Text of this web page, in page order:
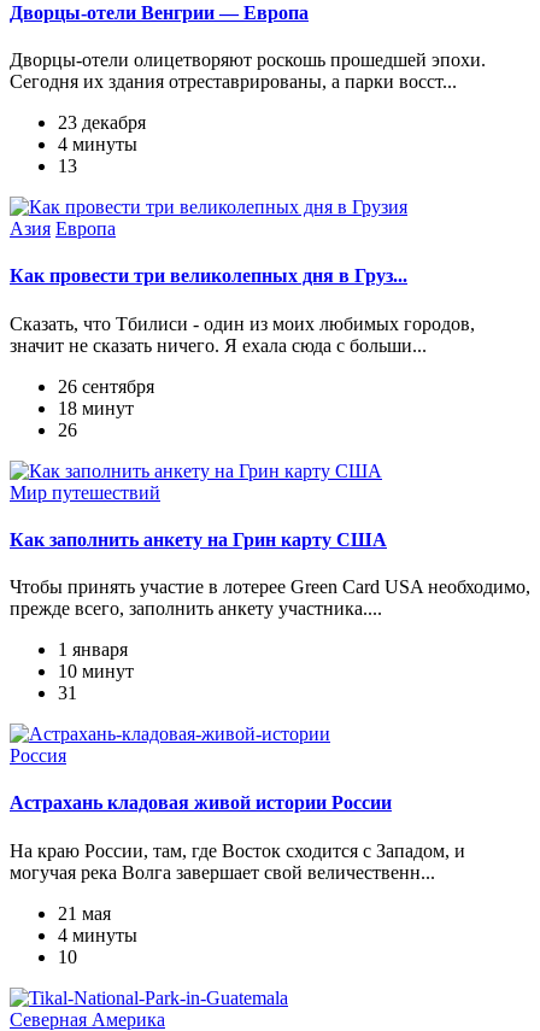
Дворцы-отели Венгрии — Европа
Дворцы-отели олицетворяют роскошь прошедшей эпохи.
Сегодня их здания отреставрированы, а парки восст...
23 декабря
4 минуты
13
Азия Европа
Как провести три великолепных дня в Груз...
Сказать, что Тбилиси - один из моих любимых городов,
значит не сказать ничего. Я ехала сюда с больши...
26 сентября
18 минут
26
Мир путешествий
Как заполнить анкету на Грин карту США
Чтобы принять участие в лотерее Green Card USA необходимо,
прежде всего, заполнить анкету участника....
1 января
10 минут
31
Россия
Астрахань кладовая живой истории России
На краю России, там, где Восток сходится с Западом, и
могучая река Волга завершает свой величественн...
21 мая
4 минуты
10
Северная Америка